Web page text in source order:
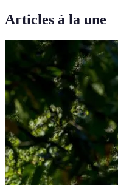
Articles à la une